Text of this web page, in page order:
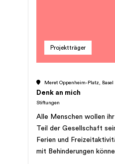
sinnstiftend, fördern die
Angehörige und Familien.
gesundheitlichen oder
Situationen und Bereiche
eine bedarfsgerechte
ist, damit Teilhabe
Projektträger
Meret Oppenheim-Platz, Basel
Denk an mich
Stiftungen
Alle Menschen wollen
Teil der Gesellschaft
Ferien und
mit Behinderungen